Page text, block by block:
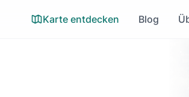
Karte entdecken Blog